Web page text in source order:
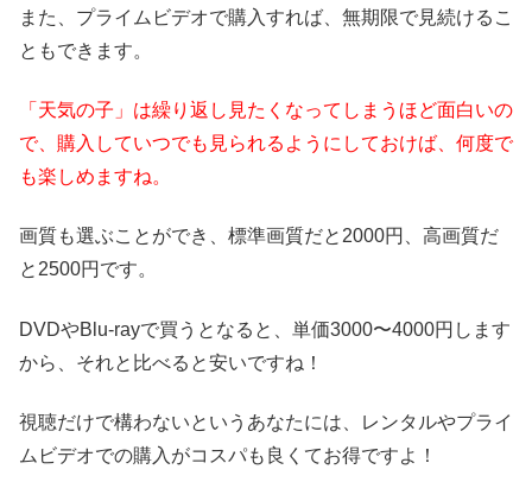
また、プライムビデオで購入すれば、無期限で見続けるこ
ともできます。
「天気の子」は繰り返し見たくなってしまうほど面白いの
で、購入していつでも見られるようにしておけば、何度で
も楽しめますね。
画質も選ぶことができ、標準画質だと2000円、高画質だ
と2500円です。
DVDやBlu-rayで買うとなると、単価3000〜4000円します
から、それと比べると安いですね！
視聴だけで構わないというあなたには、レンタルやプライ
ムビデオでの購入がコスパも良くてお得ですよ！